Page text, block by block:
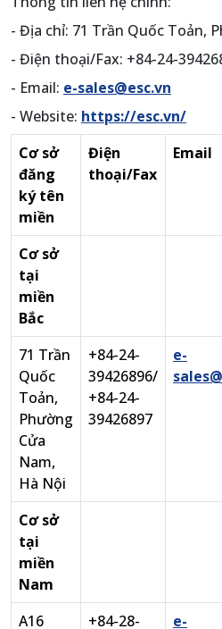
- Địa chỉ: 71 Trần Quốc Toản,
- Điện thoại/Fax: +84-24-
- Email: e-sales@esc.vn
- Website: https://esc.vn/
Cơ sở
đăng
ký tên
miền
Điện
thoại/Fax
Email
Cơ sở
tại
miền
Bắc
71 Trần
Quốc
Toản,
Phường
Cửa
Nam,
Hà Nội
+84-24-
39426896/
+84-24-
39426897
e-
Cơ sở
tại
miền
Nam
A16
+84-28-
e-